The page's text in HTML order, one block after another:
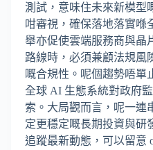
測試，意味住未來新模型
咁審視，確保落地落實喺
舉亦促使雲端服務商與晶
路線時，必須兼顧法規風
嘅合規性。呢個趨勢唔單
全球 AI 生態系統對政府
索。大局觀而言，呢一連
定更穩定嘅長期投資與研
追蹤最新動態，可以留意